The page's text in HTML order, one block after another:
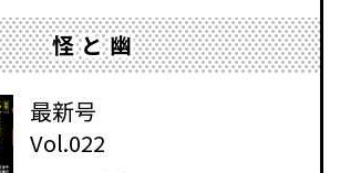
怪と幽
最新号
Vol.022